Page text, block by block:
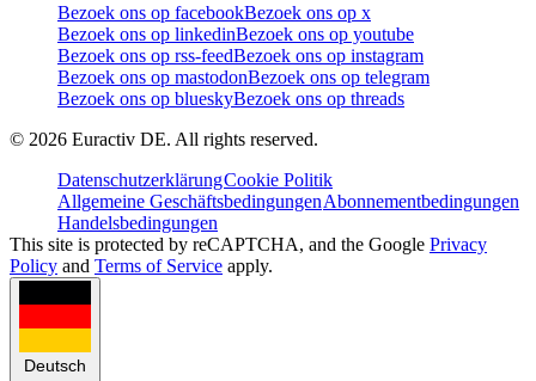
Bezoek ons op facebookBezoek ons op x
Bezoek ons op linkedinBezoek ons op youtube
Bezoek ons op rss-feedBezoek ons op instagram
Bezoek ons op mastodonBezoek ons op telegram
Bezoek ons op blueskyBezoek ons op threads
© 2026 Euractiv DE. All rights reserved.
DatenschutzerklärungCookie Politik
Allgemeine GeschäftsbedingungenAbonnementbedingungen
Handelsbedingungen
This site is protected by reCAPTCHA, and the Google Privacy
Policy and Terms of Service apply.
Deutsch